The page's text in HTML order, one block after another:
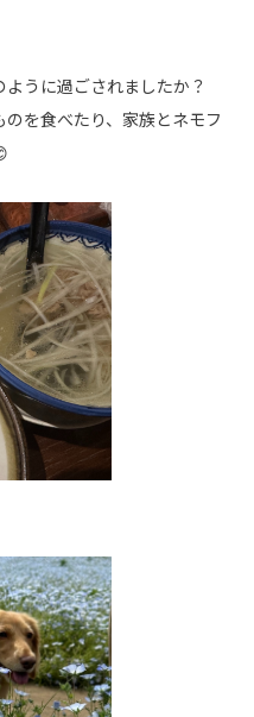
うに過ごされましたか？
を食べたり、家族とネモフ